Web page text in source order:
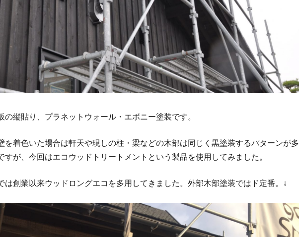
の縦貼り、プラネットウォール・エボニー塗装です。
を着色いた場合は軒天や現しの柱・梁などの木部は同じく黒塗装するパターンが多
すが、今回はエコウッドトリートメントという製品を使用してみました。
は創業以来ウッドロングエコを多用してきました。外部木部塗装ではド定番。↓